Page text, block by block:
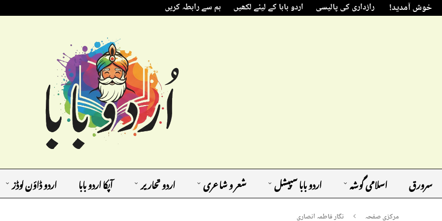
خوش آمدید! رازداری کی پالیسی اردو بابا کے لیئے لکھیں ہم سے رابطہ کریں
سرورق اسلامی گوشہ اردو بابا سپیشل شعر و شاعری اردو تحاریر آپکا اردو بابا اردو ڈاؤن لوڈز
مرکزی صفحہ نگار فاطمہ انصاری